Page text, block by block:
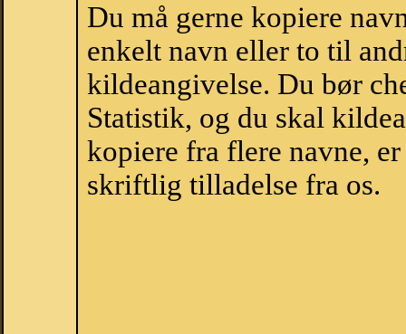
Du må gerne kopiere
enkelt navn eller to til
kildeangivelse. Du bør
Statistik, og du skal
kopiere fra flere navne,
skriftlig tilladelse fra os.